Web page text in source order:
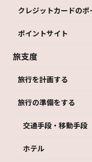
クレジットカードのポ
ポイントサイト
旅支度
旅行を計画する
旅行の準備をする
交通手段・移動手段
ホテル